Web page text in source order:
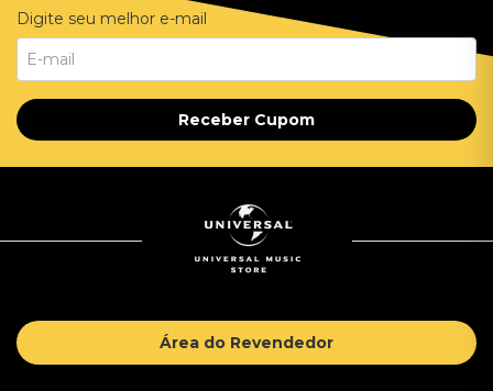
Digite seu melhor e-mail
Receber Cupom
Área do Revendedor